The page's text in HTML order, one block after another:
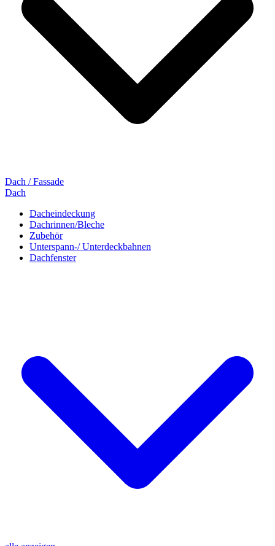
Dach / Fassade
Dach
Dacheindeckung
Dachrinnen/Bleche
Zubehör
Unterspann-/ Unterdeckbahnen
Dachfenster